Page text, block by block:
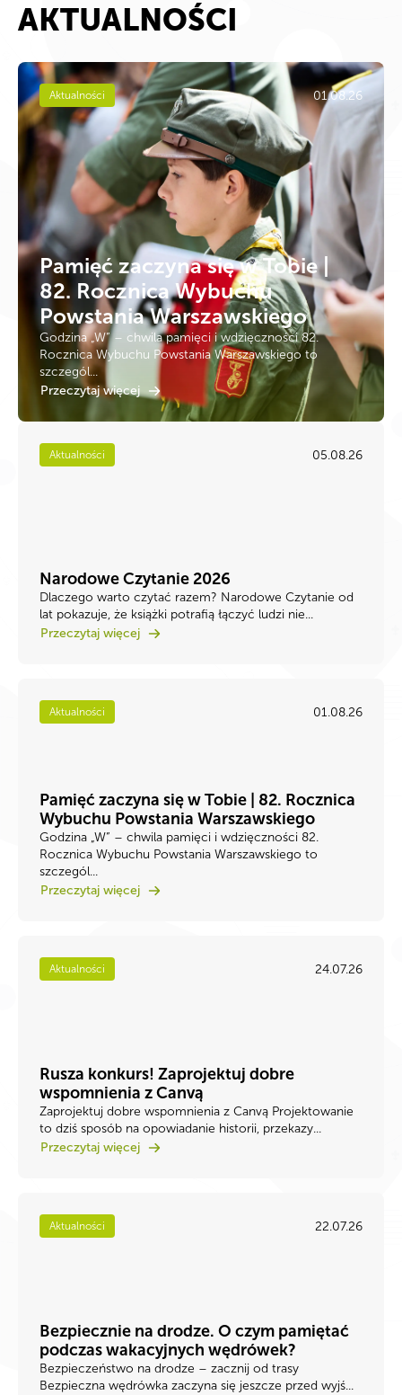
AKTUALNOŚCI
Aktualności 01.08.26
Pamięć zaczyna się w Tobie |
82. Rocznica Wybuchu
Powstania Warszawskiego
Godzina „W” – chwila pamięci i wdzięczności 82.
Rocznica Wybuchu Powstania Warszawskiego to
szczegól...
Przeczytaj więcej
Aktualności 05.08.26
Narodowe Czytanie 2026
Dlaczego warto czytać razem? Narodowe Czytanie od
lat pokazuje, że książki potrafią łączyć ludzi nie...
Przeczytaj więcej
Aktualności 01.08.26
Pamięć zaczyna się w Tobie | 82. Rocznica
Wybuchu Powstania Warszawskiego
Godzina „W” – chwila pamięci i wdzięczności 82.
Rocznica Wybuchu Powstania Warszawskiego to
szczegól...
Przeczytaj więcej
Aktualności 24.07.26
Rusza konkurs! Zaprojektuj dobre
wspomnienia z Canvą
Zaprojektuj dobre wspomnienia z Canvą Projektowanie
to dziś sposób na opowiadanie historii, przekazy...
Przeczytaj więcej
Aktualności 22.07.26
Bezpiecznie na drodze. O czym pamiętać
podczas wakacyjnych wędrówek?
Bezpieczeństwo na drodze – zacznij od trasy
Bezpieczna wędrówka zaczyna się jeszcze przed wyjś...